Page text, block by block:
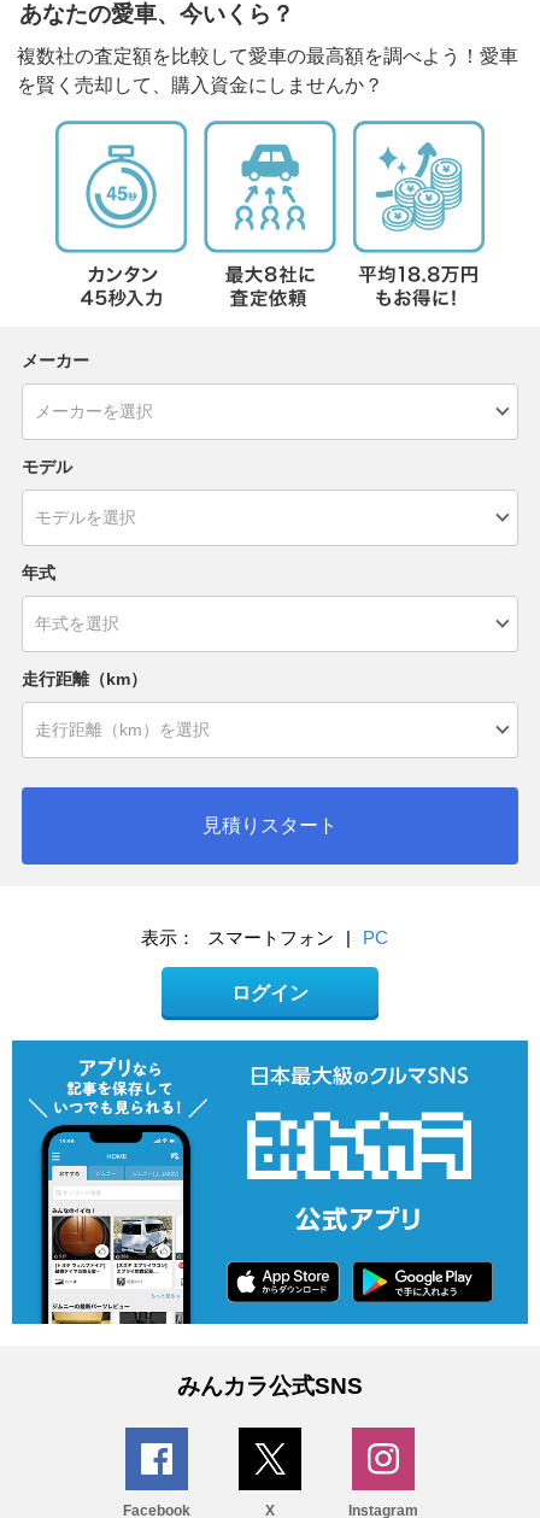
あなたの愛車、今いくら？
複数社の査定額を比較して愛車の最高額を調べよう！愛車
を賢く売却して、購入資金にしませんか？
メーカー
モデル
年式
走行距離（km）
見積りスタート
表示： スマートフォン | PC
ログイン
みんカラ公式SNS
Facebook X Instagram